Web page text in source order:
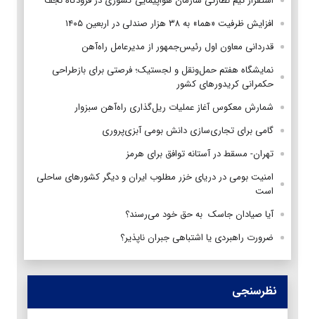
افزایش ظرفیت «هما» به ۳۸ هزار صندلی در اربعین ۱۴۰۵
قدردانی معاون اول رئیس‌جمهور از مدیرعامل راه‌آهن
نمایشگاه هفتم حمل‌ونقل و لجستیک؛ فرصتی برای بازطراحی
حکمرانی کریدورهای کشور
شمارش معکوس آغاز عملیات ریل‌گذاری راه‌آهن سبزوار
گامی برای تجاری‌سازی دانش بومی آبزی‌پروری
تهران- مسقط در آستانه توافق برای هرمز
امنیت بومی در دریای خزر مطلوب ایران و دیگر کشورهای ساحلی
است
آیا صیادان جاسک به حق خود می‌رسند؟
ضرورت راهبردی یا اشتباهی جبران ناپذیر؟
نظرسنجی